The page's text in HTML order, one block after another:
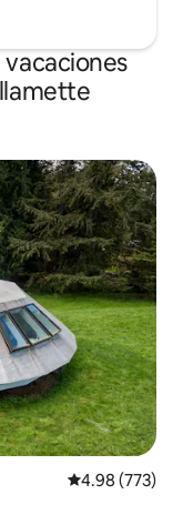
Calificación
4.98 (773)